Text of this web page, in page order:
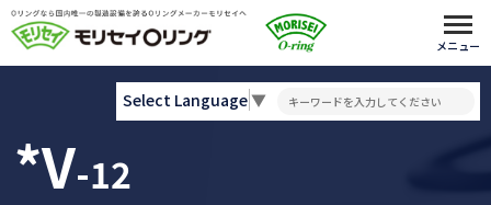
メニュー
*V-12
Select Language▼